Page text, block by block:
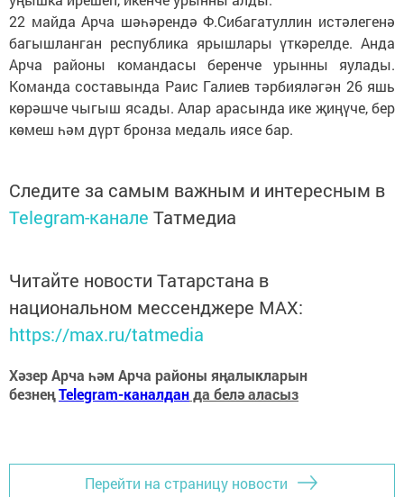
22 майда Арча шәһәрендә Ф.Сибагатуллин истәлегенә
багышланган республика ярышлары үткәрелде. Анда
Арча районы командасы беренче урынны яулады.
Команда составында Раис Галиев тәрбияләгән 26 яшь
көрәшче чыгыш ясады. Алар арасында ике җиңүче, бер
көмеш һәм дүрт бронза медаль иясе бар.
Следите за самым важным и интересным в
Telegram-канале Татмедиа
Читайте новости Татарстана в
национальном мессенджере MАХ:
https://max.ru/tatmedia
Хәзер Арча һәм Арча районы яңалыкларын
безнеңTelegram-каналданда белә аласыз
Перейти на страницу новости